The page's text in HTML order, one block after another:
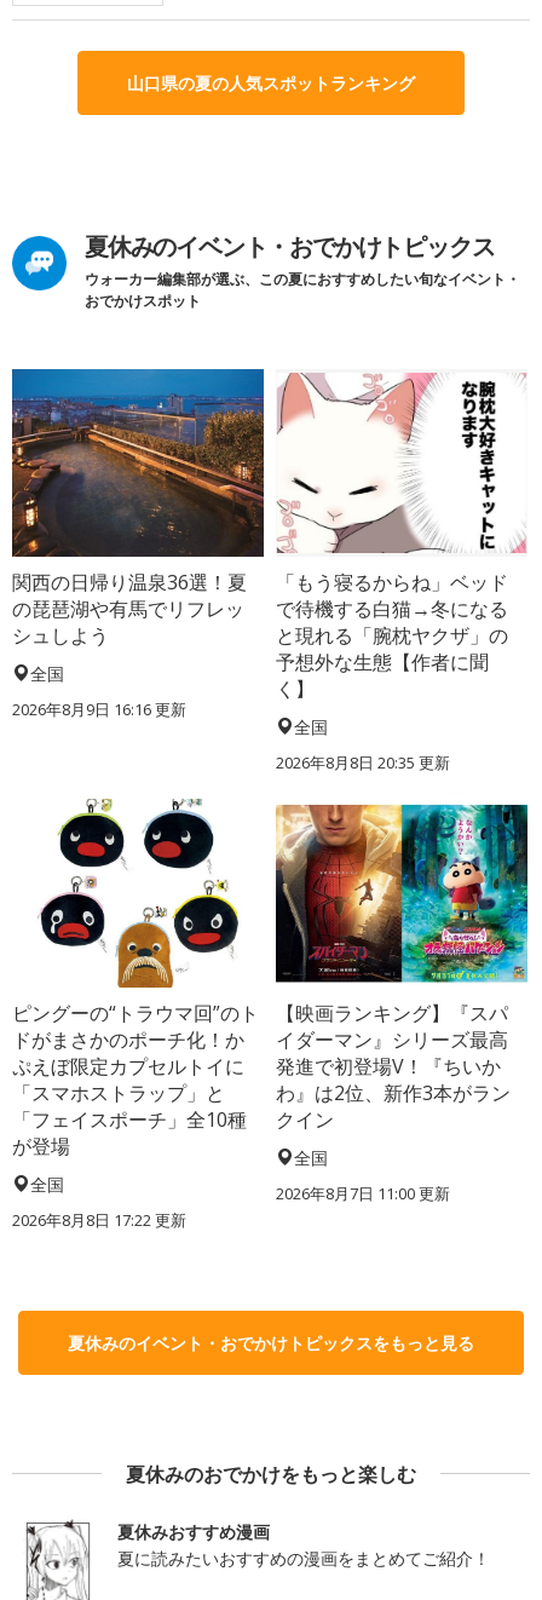
山口県の夏の人気スポットランキング
夏休みのイベント・おでかけトピックス
ウォーカー編集部が選ぶ、この夏におすすめしたい旬なイベント・
おでかけスポット
関西の日帰り温泉36選！夏
の琵琶湖や有馬でリフレッ
シュしよう
全国
2026年8月9日 16:16更新
「もう寝るからね」ベッド
で待機する白猫→冬になる
と現れる「腕枕ヤクザ」の
予想外な生態【作者に聞
く】
全国
2026年8月8日 20:35 更新
ピングーの“トラウマ回”のト
ドがまさかのポーチ化！か
ぷえぼ限定カプセルトイに
「スマホストラップ」と
「フェイスポーチ」全10種
が登場
全国
2026年8月8日 17:22更新
【映画ランキング】『スパ
イダーマン』シリーズ最高
発進で初登場V！『ちいか
わ』は2位、新作3本がラン
クイン
全国
2026年8月7日 11:00更新
夏休みのイベント・おでかけトピックスをもっと見る
夏休みのおでかけをもっと楽しむ
夏休みおすすめ漫画
夏に読みたいおすすめの漫画をまとめてご紹介！